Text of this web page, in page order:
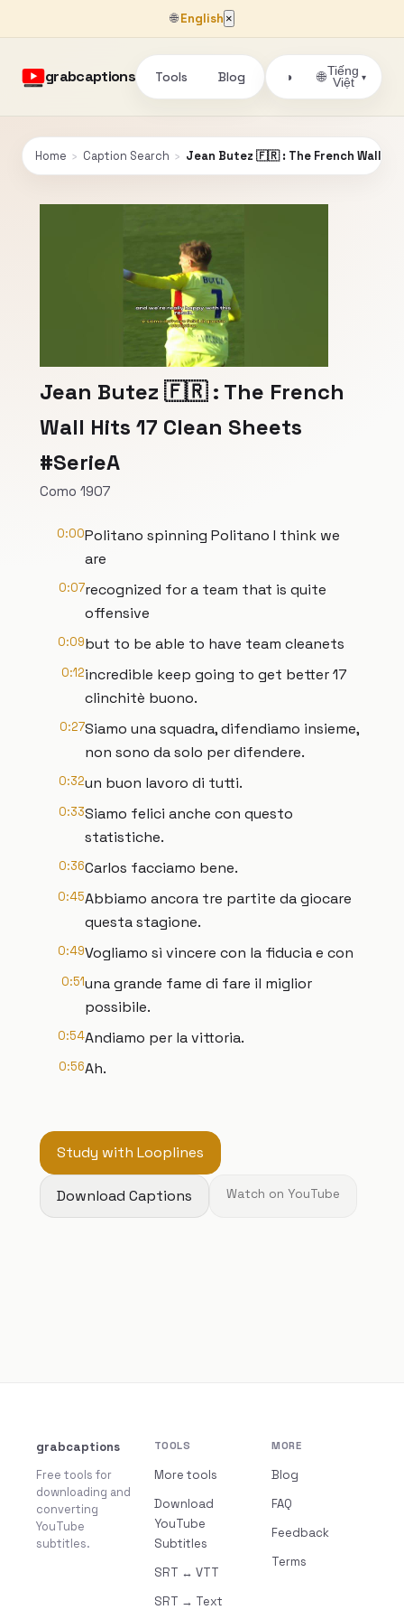
🌐English ×
grabcaptions Tools Blog ◑ 🌐Tiếng
Việt
▾
Home › Caption Search › Jean Butez 🇫🇷 : The French Wall
Jean Butez 🇫🇷 : The French
Wall Hits 17 Clean Sheets
#SerieA
Como 1907
0:00Politano spinning Politano I think we
are
0:07recognized for a team that is quite
offensive
0:09but to be able to have team cleanets
0:12incredible keep going to get better 17
clinchitè buono.
0:27Siamo una squadra, difendiamo insieme,
non sono da solo per difendere.
0:32un buon lavoro di tutti.
0:33Siamo felici anche con questo
statistiche.
0:36Carlos facciamo bene.
0:45Abbiamo ancora tre partite da giocare
questa stagione.
0:49Vogliamo sì vincere con la fiducia e con
0:51una grande fame di fare il miglior
possibile.
0:54Andiamo per la vittoria.
0:56Ah.
Study with Looplines
Download Captions Watch on YouTube
grabcaptions
Free tools for
downloading and
converting
YouTube
subtitles.
TOOLS
More tools
Download
YouTube
Subtitles
SRT ↔ VTT
SRT → Text
MORE
Blog
FAQ
Feedback
Terms